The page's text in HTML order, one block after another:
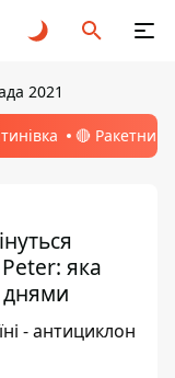
2021
🔴 Ракетний
яка
- антициклон